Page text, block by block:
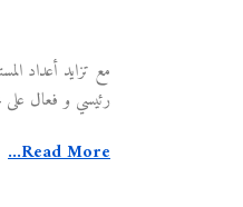
مع تزايد أعداد
رئيسي و فعال
Read More...